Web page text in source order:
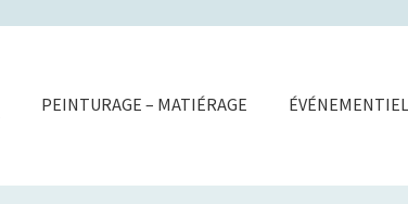
PEINTURAGE – MATIÉRAGE ÉVÉNEMENTIEL